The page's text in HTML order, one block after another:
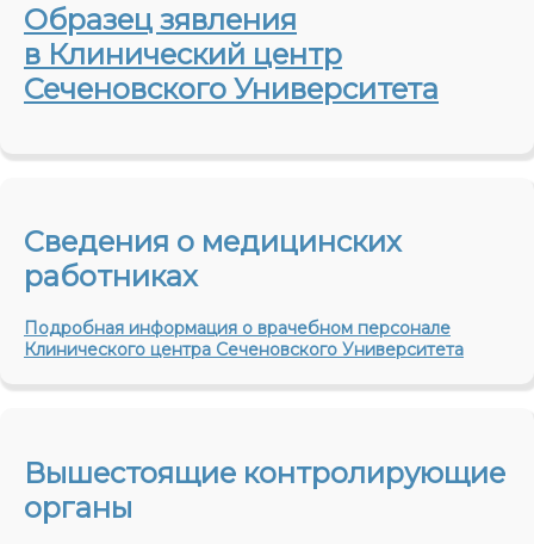
Образец зявления
в Клинический центр
Сеченовского Университета
Сведения о медицинских
работниках
Подробная информация о врачебном персонале
Клинического центра Сеченовского Университета
Вышестоящие контролирующие
органы